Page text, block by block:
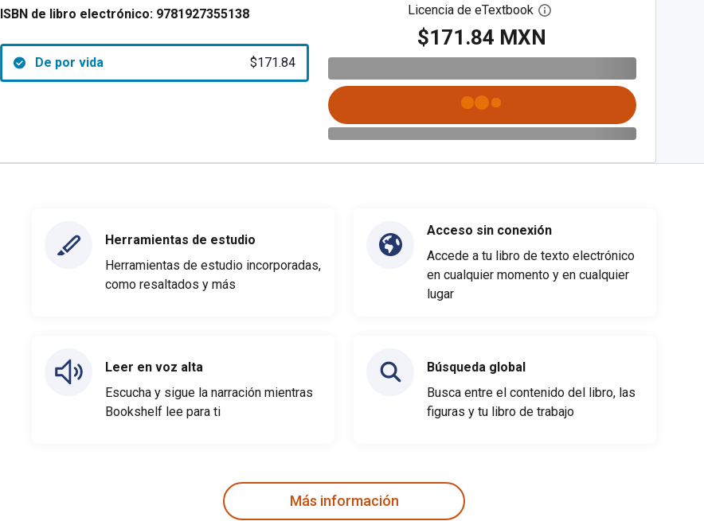
ISBN de libro electrónico: 9781927355138
De por vida $171.84
Licencia de eTextbook Abre el cuadro de diálogo
$171.84 MXN
Herramientas de estudio
Herramientas de estudio incorporadas,
como resaltados y más
Leer en voz alta
Escucha y sigue la narración mientras
Bookshelf lee para ti
Acceso sin conexión
Accede a tu libro de texto electrónico
en cualquier momento y en cualquier
lugar
Búsqueda global
Busca entre el contenido del libro, las
figuras y tu libro de trabajo
Más información